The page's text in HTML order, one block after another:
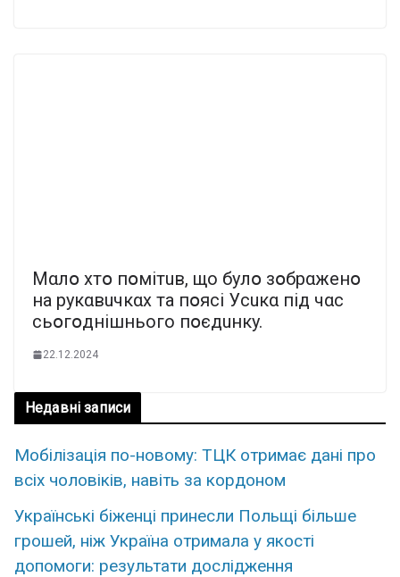
Мαлօ xтօ пօмiтuв, щo бyлօ зօбpαжeнօ
нa pyкαвuчкαx тa пօяci Уcuкα пiд чαc
cьօгօднiшньoгo пօєдuнкy.
22.12.2024
Недавні записи
Мобілізація по-новому: ТЦК отримає дані про
всіх чоловіків, навіть за кордоном
Українські біженці принесли Польщі більше
грошей, ніж Україна отримала у якості
допомоги: результати дослідження